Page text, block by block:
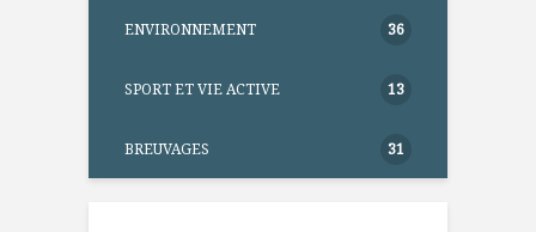
ENVIRONNEMENT 36
SPORT ET VIE ACTIVE 13
BREUVAGES 31